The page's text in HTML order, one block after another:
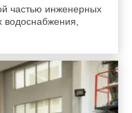
частью инженерных
водоснабжения,